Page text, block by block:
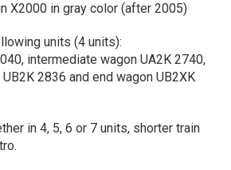
X2000 in gray color (after 2005)
units (4 units):
intermediate wagon UA2K 2740,
2836 and end wagon UB2XK
in 4, 5, 6 or 7 units, shorter train